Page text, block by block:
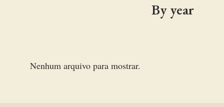
By year
Nenhum arquivo para mostrar.